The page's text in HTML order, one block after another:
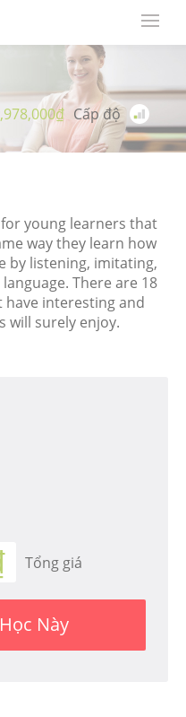
Cấp độ
young learners that
way they learn how
by listening, imitating,
There are 18
interesting and
will surely enjoy.
Tổng giá
Này